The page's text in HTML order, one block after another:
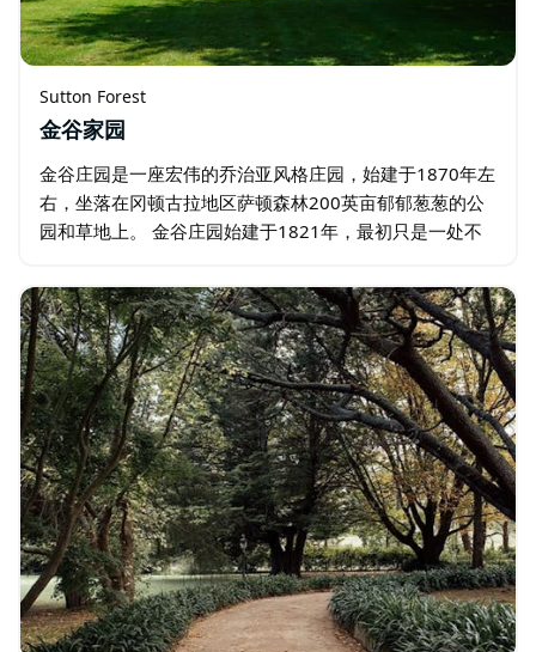
Sutton Forest
金谷家园
金谷庄园是一座宏伟的乔治亚风格庄园，始建于1870年左
右，坐落在冈顿古拉地区萨顿森林200英亩郁郁葱葱的公
园和草地上。 金谷庄园始建于1821年，最初只是一处不
园内收藏了大量家具和艺术品…